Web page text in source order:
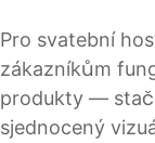
Pro svatební
zákazníkům
produkty —
sjednocený